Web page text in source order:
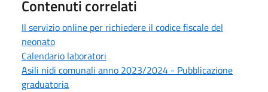
Contenuti correlati
Il servizio online per richiedere il codice fiscale del
neonato
Calendario laboratori
Asili nidi comunali anno 2023/2024 - Pubblicazione
graduatoria